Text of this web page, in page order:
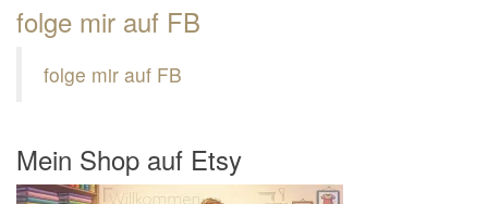
folge mir auf FB
folge mir auf FB
Mein Shop auf Etsy